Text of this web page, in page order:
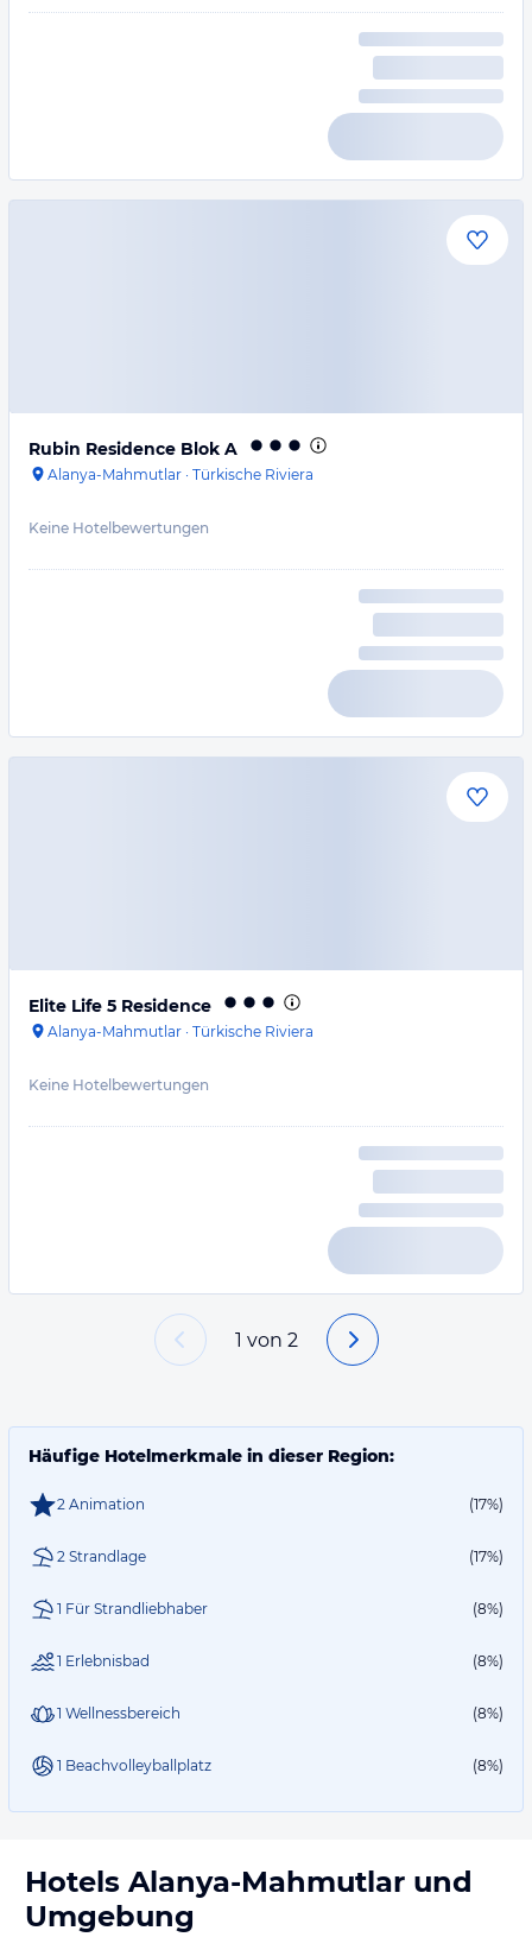
Rubin Residence Blok A
Alanya-Mahmutlar · Türkische Riviera
Keine Hotelbewertungen
Elite Life 5 Residence
Alanya-Mahmutlar · Türkische Riviera
Keine Hotelbewertungen
1 von 2
Häufige Hotelmerkmale in dieser Region:
2 Animation (17%)
2 Strandlage (17%)
1 Für Strandliebhaber (8%)
1 Erlebnisbad (8%)
1 Wellnessbereich (8%)
1 Beachvolleyballplatz (8%)
Hotels Alanya-Mahmutlar und
Umgebung